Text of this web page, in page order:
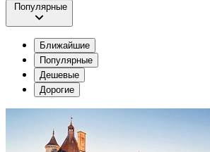
Популярные
Ближайшие
Популярные
Дешевые
Дорогие